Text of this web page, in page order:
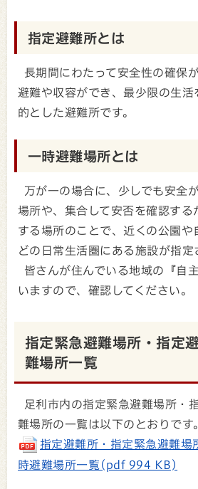
指定避難所とは
長期間にわたって安全性の確保
避難や収容ができ、最少限の生活
的とした避難所です。
一時避難場所とは
万が一の場合に、少しでも安全
場所や、集合して安否を確認する
する場所のことで、近くの公園や
どの日常生活圏にある施設が指定
皆さんが住んでいる地域の『自
いますので、確認してください。
指定緊急避難場所・指定
難場所一覧
足利市内の指定緊急避難場所・
難場所の一覧は以下のとおりです
指定避難所・指定緊急避難場
時避難場所一覧(pdf 994 KB)